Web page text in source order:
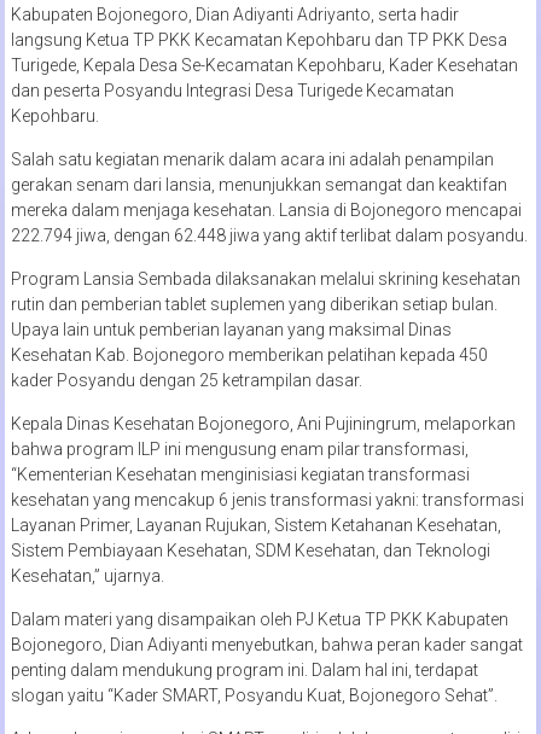
Kabupaten Bojonegoro, Dian Adiyanti Adriyanto, serta hadir
langsung Ketua TP PKK Kecamatan Kepohbaru dan TP PKK Desa
Turigede, Kepala Desa Se-Kecamatan Kepohbaru, Kader Kesehatan
dan peserta Posyandu Integrasi Desa Turigede Kecamatan
Kepohbaru.
Salah satu kegiatan menarik dalam acara ini adalah penampilan
gerakan senam dari lansia, menunjukkan semangat dan keaktifan
mereka dalam menjaga kesehatan. Lansia di Bojonegoro mencapai
222.794 jiwa, dengan 62.448 jiwa yang aktif terlibat dalam posyandu.
Program Lansia Sembada dilaksanakan melalui skrining kesehatan
rutin dan pemberian tablet suplemen yang diberikan setiap bulan.
Upaya lain untuk pemberian layanan yang maksimal Dinas
Kesehatan Kab. Bojonegoro memberikan pelatihan kepada 450
kader Posyandu dengan 25 ketrampilan dasar.
Kepala Dinas Kesehatan Bojonegoro, Ani Pujiningrum, melaporkan
bahwa program ILP ini mengusung enam pilar transformasi,
“Kementerian Kesehatan menginisiasi kegiatan transformasi
kesehatan yang mencakup 6 jenis transformasi yakni: transformasi
Layanan Primer, Layanan Rujukan, Sistem Ketahanan Kesehatan,
Sistem Pembiayaan Kesehatan, SDM Kesehatan, dan Teknologi
Kesehatan,” ujarnya.
Dalam materi yang disampaikan oleh PJ Ketua TP PKK Kabupaten
Bojonegoro, Dian Adiyanti menyebutkan, bahwa peran kader sangat
penting dalam mendukung program ini. Dalam hal ini, terdapat
slogan yaitu “Kader SMART, Posyandu Kuat, Bojonegoro Sehat”.